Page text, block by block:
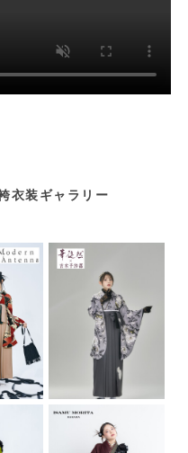
衣装ギャラリー